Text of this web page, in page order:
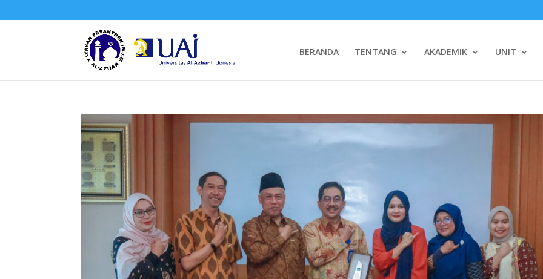
BERANDA TENTANG AKADEMIK UNIT